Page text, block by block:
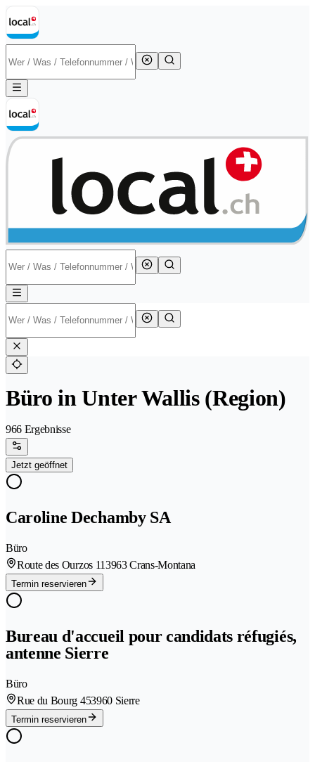
Büro in Unter Wallis (Region)
966 Ergebnisse
Jetzt geöffnet
Caroline Dechamby SA
Büro
Route des Ourzos 113963 Crans-Montana
Termin reservieren
Bureau d'accueil pour candidats réfugiés,
antenne Sierre
Büro
Rue du Bourg 453960 Sierre
Termin reservieren